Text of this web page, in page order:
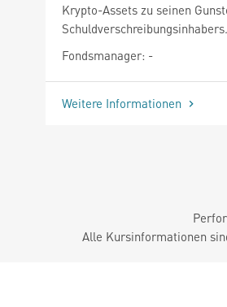
Krypto-Assets zu seinen
Schuldverschreibungsinhabers.
Fondsmanager: -
Weitere Informationen
Alle Kursinformationen